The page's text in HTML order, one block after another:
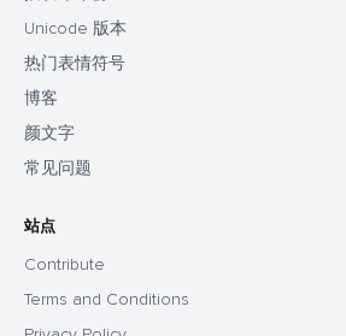
Unicode 版本
热门表情符号
博客
颜文字
常见问题
站点
Contribute
Terms and Conditions